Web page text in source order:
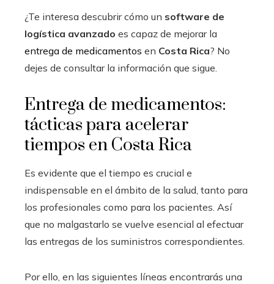
¿Te interesa descubrir cómo un software de
logística avanzado es capaz de mejorar la
entrega de medicamentos en Costa Rica? No
dejes de consultar la información que sigue.
Entrega de medicamentos:
tácticas para acelerar
tiempos en Costa Rica
Es evidente que el tiempo es crucial e
indispensable en el ámbito de la salud, tanto para
los profesionales como para los pacientes. Así
que no malgastarlo se vuelve esencial al efectuar
las entregas de los suministros correspondientes.
Por ello, en las siguientes líneas encontrarás una